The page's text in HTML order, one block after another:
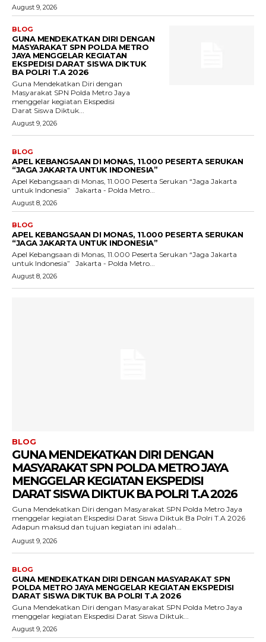
August 9, 2026
BLOG
GUNA MENDEKATKAN DIRI DENGAN
MASYARAKAT SPN POLDA METRO
JAYA MENGGELAR KEGIATAN
EKSPEDISI DARAT SISWA DIKTUK
BA POLRI T.A 2026
Guna Mendekatkan Diri dengan
Masyarakat SPN Polda Metro Jaya
menggelar kegiatan Ekspedisi
Darat Siswa Diktuk...
August 9, 2026
BLOG
APEL KEBANGSAAN DI MONAS, 11.000 PESERTA SERUKAN
“JAGA JAKARTA UNTUK INDONESIA”
Apel Kebangsaan di Monas, 11.000 Peserta Serukan “Jaga Jakarta
untuk Indonesia” Jakarta - Polda Metro...
August 8, 2026
BLOG
APEL KEBANGSAAN DI MONAS, 11.000 PESERTA SERUKAN
“JAGA JAKARTA UNTUK INDONESIA”
Apel Kebangsaan di Monas, 11.000 Peserta Serukan “Jaga Jakarta
untuk Indonesia” Jakarta - Polda Metro...
August 8, 2026
BLOG
GUNA MENDEKATKAN DIRI DENGAN
MASYARAKAT SPN POLDA METRO JAYA
MENGGELAR KEGIATAN EKSPEDISI
DARAT SISWA DIKTUK BA POLRI T.A 2026
Guna Mendekatkan Diri dengan Masyarakat SPN Polda Metro Jaya
menggelar kegiatan Ekspedisi Darat Siswa Diktuk Ba Polri T.A 2026 ‎
‎Adapun maksud dan tujuan kegiatan ini adalah...
August 9, 2026
BLOG
GUNA MENDEKATKAN DIRI DENGAN MASYARAKAT SPN
POLDA METRO JAYA MENGGELAR KEGIATAN EKSPEDISI
DARAT SISWA DIKTUK BA POLRI T.A 2026
Guna Mendekatkan Diri dengan Masyarakat SPN Polda Metro Jaya
menggelar kegiatan Ekspedisi Darat Siswa Diktuk...
August 9, 2026